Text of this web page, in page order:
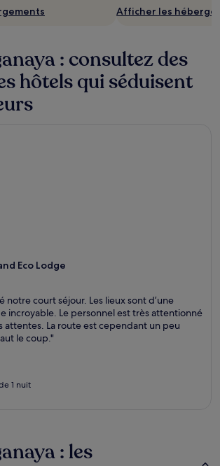
Afficher les
: consultez des
hôtels qui séduisent
Eco Lodge
notre court séjour. Les lieux sont d’une
incroyable. Le personnel est très attentionné
attentes. La route est cependant un peu
le coup."
1 nuit
: les